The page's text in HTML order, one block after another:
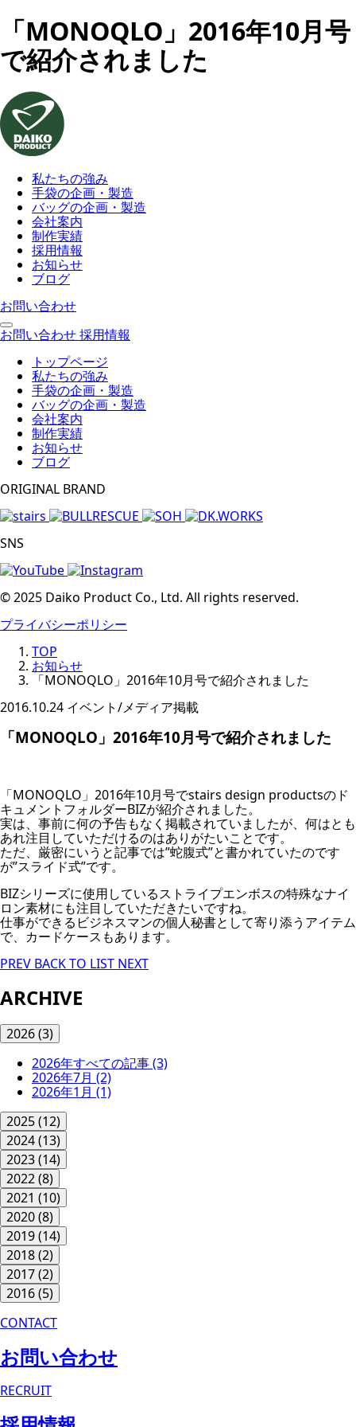
「MONOQLO」2016年10月号
で紹介されました
私たちの強み
手袋の企画・製造
バッグの企画・製造
会社案内
制作実績
採用情報
お知らせ
ブログ
お問い合わせ
お問い合わせ採用情報
トップページ
私たちの強み
手袋の企画・製造
バッグの企画・製造
会社案内
制作実績
お知らせ
ブログ
ORIGINAL BRAND
SNS
© 2025 Daiko Product Co., Ltd. All rights reserved.
プライバシーポリシー
TOP
お知らせ
「MONOQLO」2016年10月号で紹介されました
2016.10.24 イベント/メディア掲載
「MONOQLO」2016年10月号で紹介されました
「MONOQLO」2016年10月号でstairs design productsのド
キュメントフォルダーBIZが紹介されました。
実は、事前に何の予告もなく掲載されていましたが、何はとも
あれ注目していただけるのはありがたいことです。
ただ、厳密にいうと記事では”蛇腹式”と書かれていたのです
が”スライド式”です。
BIZシリーズに使用しているストライプエンボスの特殊なナイ
ロン素材にも注目していただきたいですね。
仕事ができるビジネスマンの個人秘書として寄り添うアイテム
で、カードケースもあります。
PREV BACK TO LIST NEXT
ARCHIVE
2026(3)
2026年すべての記事(3)
2026年7月 (2)
2026年1月 (1)
2025(12)
2024(13)
2023(14)
2022(8)
2021 (10)
2020(8)
2019(14)
2018(2)
2017(2)
2016(5)
CONTACT
お問い合わせ
RECRUIT